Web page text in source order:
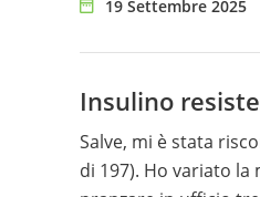
3 biberon al
La crescita al momento è
19 Settembre 2025
Insulino
Salve, mi è stata
di 197). Ho variato